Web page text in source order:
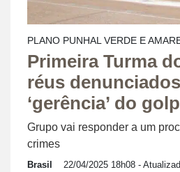
PLANO PUNHAL VERDE E
Primeira Turma
réus
‘gerência’ do
Grupo vai responder a um
crimes
Brasil 22/04/2025 18h08 -